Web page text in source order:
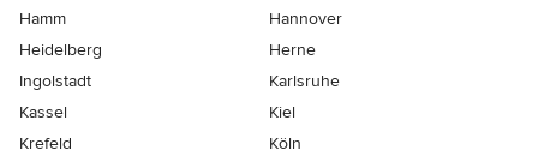
Hamm
Hannover
Heidelberg
Herne
Ingolstadt
Karlsruhe
Kassel
Kiel
Krefeld
Köln